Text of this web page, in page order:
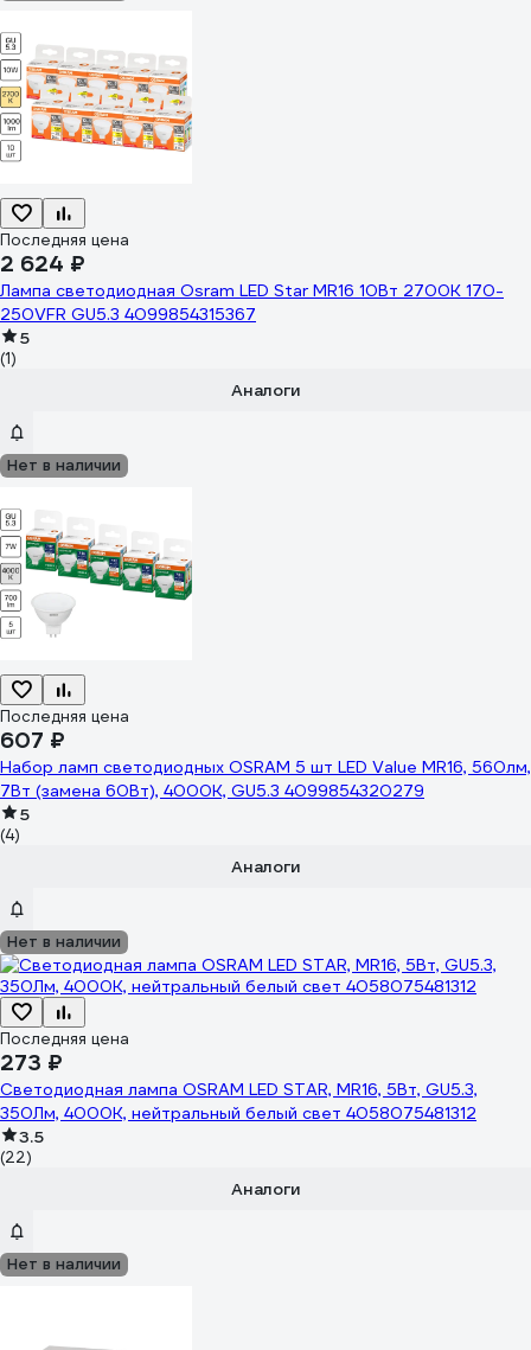
Последняя цена
2 624 ₽
Лампа светодиодная Osram LED Star MR16 10Вт 2700К 170-
250VFR GU5.3 4099854315367
5
(1)
Аналоги
Нет в наличии
Последняя цена
607 ₽
Набор ламп светодиодных OSRAM 5 шт LED Value MR16, 560лм,
7Вт (замена 60Вт), 4000К, GU5.3 4099854320279
5
(4)
Аналоги
Нет в наличии
Последняя цена
273 ₽
Светодиодная лампа OSRAM LED STAR, MR16, 5Вт, GU5.3,
350Лм, 4000К, нейтральный белый свет 4058075481312
3.5
(22)
Аналоги
Нет в наличии